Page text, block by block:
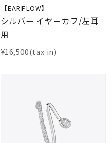
【EARFLOW】
シルバー イヤーカフ/左耳
用
¥16,500(tax in)